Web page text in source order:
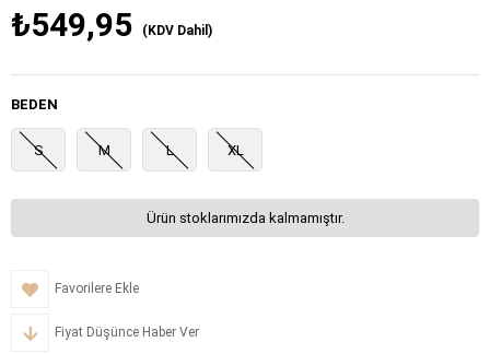
₺549,95 (KDV Dahil)
BEDEN
S M L XL
Ürün stoklarımızda kalmamıştır.
Favorilere Ekle
Fiyat Düşünce Haber Ver